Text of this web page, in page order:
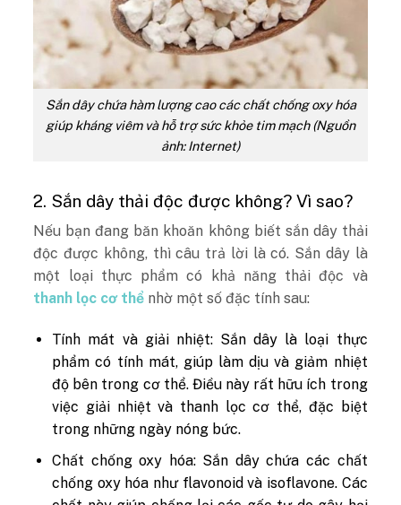
Sắn dây chứa hàm lượng cao các chất chống oxy hóa
giúp kháng viêm và hỗ trợ sức khỏe tim mạch (Nguồn
ảnh: Internet)
2. Sắn dây thải độc được không? Vì sao?
Nếu bạn đang băn khoăn không biết sắn dây thải
độc được không, thì câu trả lời là có. Sắn dây là
một loại thực phẩm có khả năng thải độc và
thanh lọc cơ thể nhờ một số đặc tính sau:
Tính mát và giải nhiệt: Sắn dây là loại thực
phẩm có tính mát, giúp làm dịu và giảm nhiệt
độ bên trong cơ thể. Điều này rất hữu ích trong
việc giải nhiệt và thanh lọc cơ thể, đặc biệt
trong những ngày nóng bức.
Chất chống oxy hóa: Sắn dây chứa các chất
chống oxy hóa như flavonoid và isoflavone. Các